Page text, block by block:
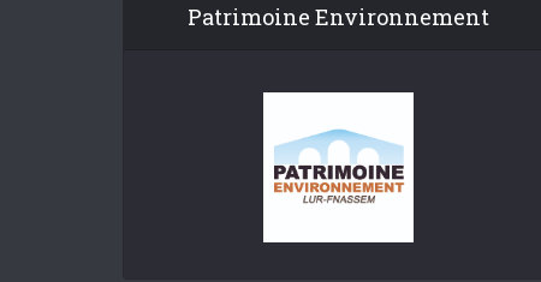
Patrimoine Environnement